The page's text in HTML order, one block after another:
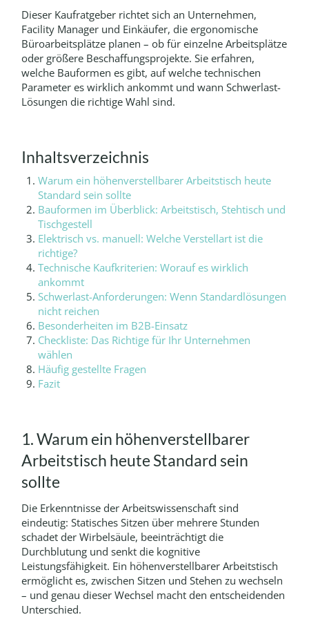
Dieser Kaufratgeber richtet sich an Unternehmen,
Facility Manager und Einkäufer, die ergonomische
Büroarbeitsplätze planen – ob für einzelne Arbeitsplätze
oder größere Beschaffungsprojekte. Sie erfahren,
welche Bauformen es gibt, auf welche technischen
Parameter es wirklich ankommt und wann Schwerlast-
Lösungen die richtige Wahl sind.
Inhaltsverzeichnis
Warum ein höhenverstellbarer Arbeitstisch heute
Standard sein sollte
Bauformen im Überblick: Arbeitstisch, Stehtisch und
Tischgestell
Elektrisch vs. manuell: Welche Verstellart ist die
richtige?
Technische Kaufkriterien: Worauf es wirklich
ankommt
Schwerlast-Anforderungen: Wenn Standardlösungen
nicht reichen
Besonderheiten im B2B-Einsatz
Checkliste: Das Richtige für Ihr Unternehmen
wählen
Häufig gestellte Fragen
Fazit
1. Warum ein höhenverstellbarer
Arbeitstisch heute Standard sein
sollte
Die Erkenntnisse der Arbeitswissenschaft sind
eindeutig: Statisches Sitzen über mehrere Stunden
schadet der Wirbelsäule, beeinträchtigt die
Durchblutung und senkt die kognitive
Leistungsfähigkeit. Ein höhenverstellbarer Arbeitstisch
ermöglicht es, zwischen Sitzen und Stehen zu wechseln
– und genau dieser Wechsel macht den entscheidenden
Unterschied.